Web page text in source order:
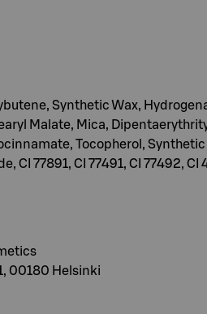
Synthetic Wax,
Malate, Mica,
Tocopherol,
CI 77891, CI 77491, CI 77492,
00180 Helsinki